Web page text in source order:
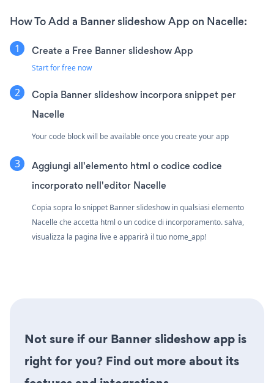
How To Add a Banner slideshow App on Nacelle:
Create a Free Banner slideshow App
Start for free now
Copia Banner slideshow incorpora snippet per
Nacelle
Your code block will be available once you create your app
Aggiungi all'elemento html o codice codice
incorporato nell'editor Nacelle
Copia sopra lo snippet Banner slideshow in qualsiasi elemento
Nacelle che accetta html o un codice di incorporamento. salva,
visualizza la pagina live e apparirà il tuo nome_app!
Not sure if our Banner slideshow app is
right for you? Find out more about its